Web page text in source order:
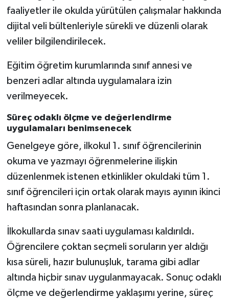
faaliyetler ile okulda yürütülen çalışmalar hakkında
dijital veli bültenleriyle sürekli ve düzenli olarak
veliler bilgilendirilecek.
Eğitim öğretim kurumlarında sınıf annesi ve
benzeri adlar altında uygulamalara izin
verilmeyecek.
Süreç odaklı ölçme ve değerlendirme
uygulamaları benimsenecek
Genelgeye göre, ilkokul 1. sınıf öğrencilerinin
okuma ve yazmayı öğrenmelerine ilişkin
düzenlenmek istenen etkinlikler okuldaki tüm 1.
sınıf öğrencileri için ortak olarak mayıs ayının ikinci
haftasından sonra planlanacak.
İlkokullarda sınav saati uygulaması kaldırıldı.
Öğrencilere çoktan seçmeli soruların yer aldığı
kısa süreli, hazır bulunuşluk, tarama gibi adlar
altında hiçbir sınav uygulanmayacak. Sonuç odaklı
ölçme ve değerlendirme yaklaşımı yerine, süreç
Niğde Müftülüğü
Osmaniye Müftülüğü
Rize Müftülüğü
Sakarya Müftülüğü
Samsun Müftülüğü
Siirt Müftülüğü
Sinop Müftülüğü
Sivas Müftülüğü
Şanlıurfa Müftülüğü
Şırnak Müftülüğü